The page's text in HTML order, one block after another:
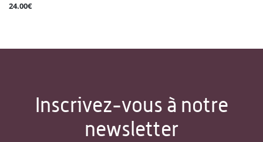
24.00€
Inscrivez-vous à notre
newsletter